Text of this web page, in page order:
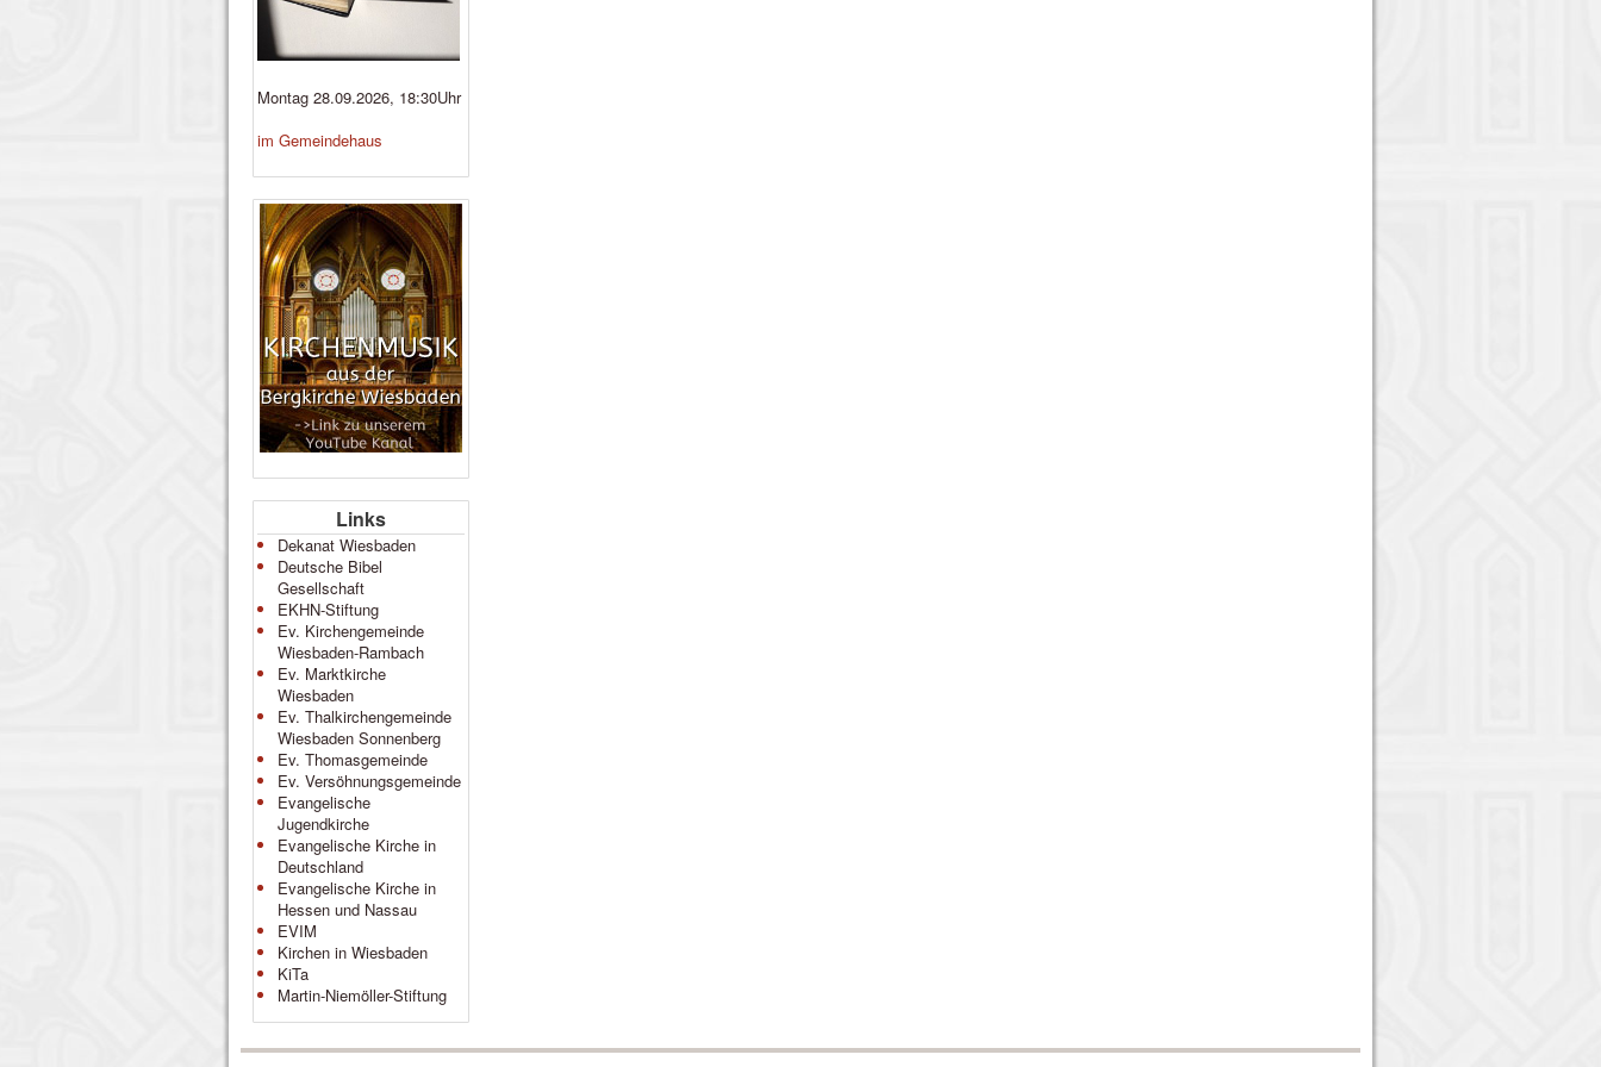
Montag 28.09.2026, 18:30Uhr
im Gemeindehaus
Links
Dekanat Wiesbaden
Deutsche Bibel
Gesellschaft
EKHN-Stiftung
Ev. Kirchengemeinde
Wiesbaden-Rambach
Ev. Marktkirche
Wiesbaden
Ev. Thalkirchengemeinde
Wiesbaden Sonnenberg
Ev. Thomasgemeinde
Ev. Versöhnungsgemeinde
Evangelische
Jugendkirche
Evangelische Kirche in
Deutschland
Evangelische Kirche in
Hessen und Nassau
EVIM
Kirchen in Wiesbaden
KiTa
Martin-Niemöller-Stiftung